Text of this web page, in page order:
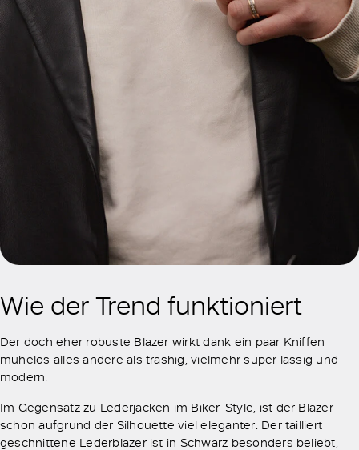
Wie der Trend funktioniert
Der doch eher robuste Blazer wirkt dank ein paar Kniffen
mühelos alles andere als trashig, vielmehr super lässig und
modern.
Im Gegensatz zu Lederjacken im Biker-Style, ist der Blazer
schon aufgrund der Silhouette viel eleganter. Der tailliert
geschnittene Lederblazer ist in Schwarz besonders beliebt,